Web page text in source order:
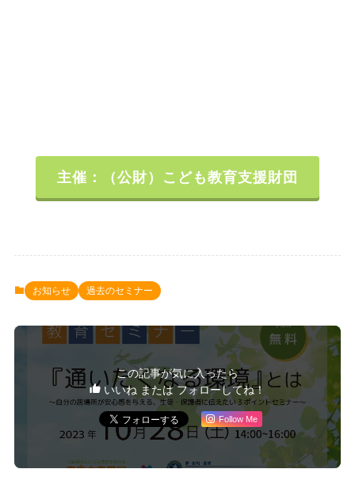
主催：（公財）こども教育支援財団
お知らせ 過去のセミナー
この記事が気に入ったら
いいね または フォローしてね！
Follow Me